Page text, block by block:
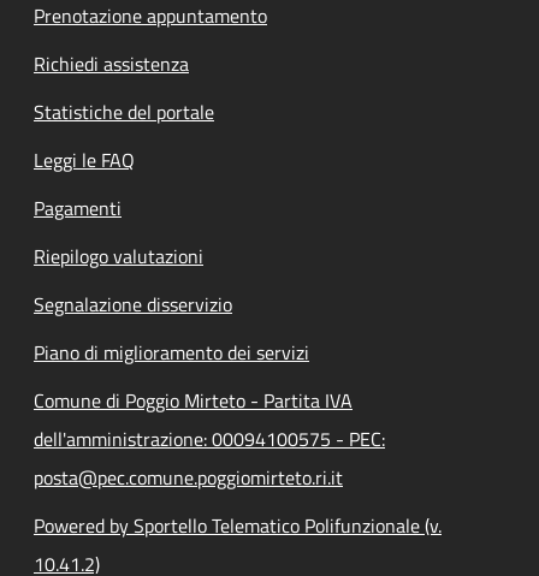
Prenotazione appuntamento
Richiedi assistenza
Statistiche del portale
Leggi le FAQ
Pagamenti
Riepilogo valutazioni
Segnalazione disservizio
Piano di miglioramento dei servizi
Comune di Poggio Mirteto - Partita IVA
dell'amministrazione: 00094100575 - PEC:
posta@pec.comune.poggiomirteto.ri.it
Powered by Sportello Telematico Polifunzionale (v.
10.41.2)